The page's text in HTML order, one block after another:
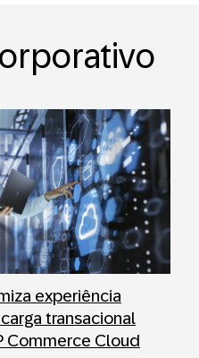
experiência
transacional
Commerce Cloud